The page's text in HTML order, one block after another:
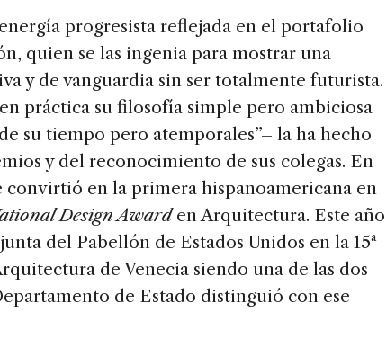
progresista reflejada en el portafolio
quien se las ingenia para mostrar una
y de vanguardia sin ser totalmente futurista.
práctica su filosofía simple pero ambiciosa
su tiempo pero atemporales”– la ha hecho
y del reconocimiento de sus colegas. En
convirtió en la primera hispanoamericana en
Design Awarden Arquitectura. Este año
del Pabellón de Estados Unidos en la 15ª
de Venecia siendo una de las dos
de Estado distinguió con ese